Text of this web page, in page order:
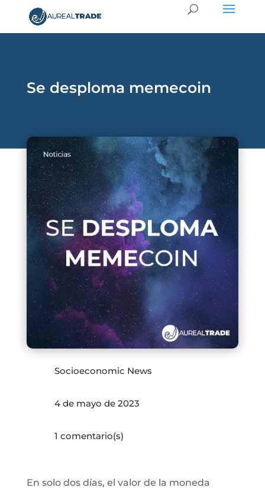
Se desploma memecoin
Socioeconomic News
4 de mayo de 2023
1 comentario(s)
En solo dos días, el valor de la moneda